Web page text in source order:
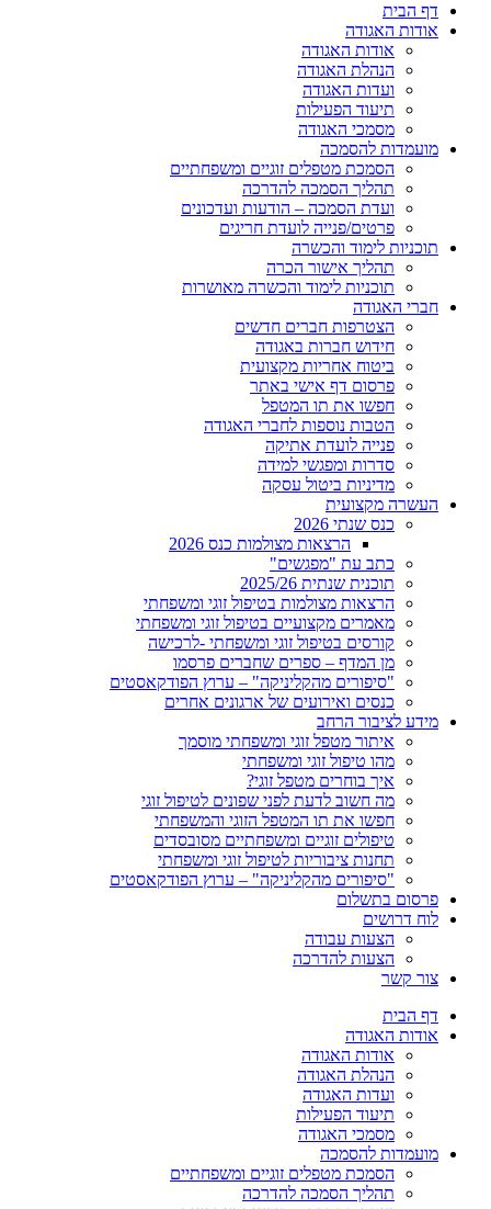
דף הבית
אודות האגודה
אודות האגודה
הנהלת האגודה
ועדות האגודה
תיעוד הפעילות
מסמכי האגודה
מועמדות להסמכה
הסמכת מטפלים זוגיים ומשפחתיים
תהליך הסמכה להדרכה
ועדת הסמכה – הודעות ועדכונים
פרטים/פנייה לועדת חריגים
תוכניות לימוד והכשרה
תהליך אישור הכרה
תוכניות לימוד והכשרה מאושרות
חברי האגודה
הצטרפות חברים חדשים
חידוש חברות באגודה
ביטוח אחריות מקצועית
פרסום דף אישי באתר
חפשו את תו המטפל
הטבות נוספות לחברי האגודה
פנייה לועדת אתיקה
סדרות ומפגשי למידה
מדיניות ביטול עסקה
העשרה מקצועית
כנס שנתי 2026
הרצאות מצולמות כנס 2026
כתב עת "מפגשים"
תוכנית שנתית 2025/26
הרצאות מצולמות בטיפול זוגי ומשפחתי
מאמרים מקצועיים בטיפול זוגי ומשפחתי
קורסים בטיפול זוגי ומשפחתי -לרכישה
מן המדף – ספרים שחברים פרסמו
"סיפורים מהקליניקה" – ערוץ הפודקאסטים
כנסים ואירועים של ארגונים אחרים
מידע לציבור הרחב
איתור מטפל זוגי ומשפחתי מוסמך
מהו טיפול זוגי ומשפחתי
איך בוחרים מטפל זוגי?
מה חשוב לדעת לפני שפונים לטיפול זוגי
חפשו את תו המטפל הזוגי והמשפחתי
טיפולים זוגיים ומשפחתיים מסובסדים
תחנות ציבוריות לטיפול זוגי ומשפחתי
"סיפורים מהקליניקה" – ערוץ הפודקאסטים
פרסום בתשלום
לוח דרושים
הצעות עבודה
הצעות להדרכה
צור קשר
דף הבית
אודות האגודה
אודות האגודה
הנהלת האגודה
ועדות האגודה
תיעוד הפעילות
מסמכי האגודה
מועמדות להסמכה
הסמכת מטפלים זוגיים ומשפחתיים
תהליך הסמכה להדרכה